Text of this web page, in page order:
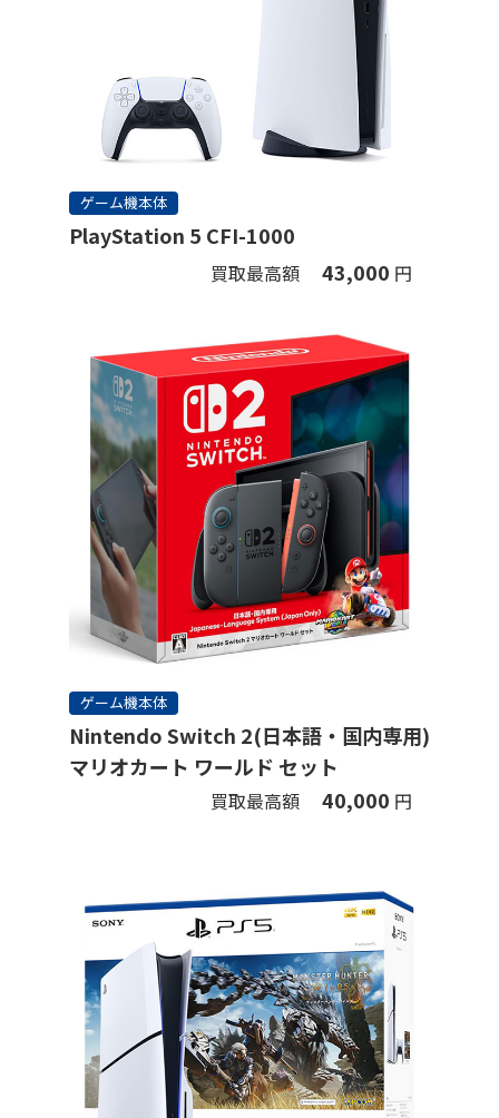
ゲーム機本体
PlayStation 5 CFI-1000
買取最高額 43,000 円
ゲーム機本体
Nintendo Switch 2(日本語・国内専用)
マリオカート ワールド セット
買取最高額 40,000 円